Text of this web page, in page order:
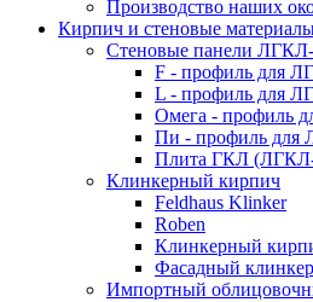
Производство наших
Кирпич и стеновые
Стеновые панели
F - профиль для
L - профиль для
Омега - профиль
Пи - профиль для
Плита ГКЛ
Клинкерный кирпич
Feldhaus Klinker
Roben
Клинкерный
Фасадный
Импортный